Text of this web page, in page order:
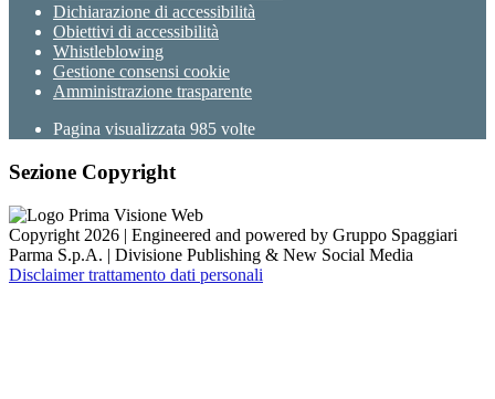
Dichiarazione di accessibilità
Obiettivi di accessibilità
Whistleblowing
Gestione consensi cookie
Amministrazione trasparente
Pagina visualizzata 985 volte
Sezione Copyright
Copyright 2026 | Engineered and powered by Gruppo Spaggiari
Parma S.p.A. | Divisione Publishing & New Social Media
Disclaimer trattamento dati personali